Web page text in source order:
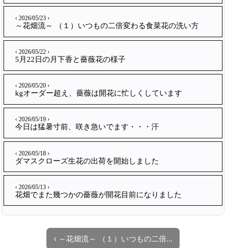
‹ 2026/05/23 ›
～花畑流～ （１）いつもの二倍変わる食菜花の洗い方
‹ 2026/05/22 ›
5月22日の月下香と薔薇花の様子
‹ 2026/05/20 ›
kgオーダー超え、薔薇は開花に忙しくしています
‹ 2026/05/19 ›
今日は猛暑寸前、咲き急いでます・・・汗
‹ 2026/05/18 ›
ダマスクローズ生花の出荷を開始しました
‹ 2026/05/13 ›
花畑でまた幾つかの薔薇が開花目前になりました
‹ ～花畑流～ （１）いつもの二倍...